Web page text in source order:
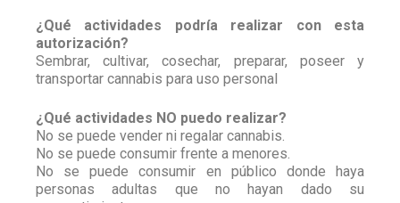
¿Qué actividades podría realizar con esta
autorización?
Sembrar, cultivar, cosechar, preparar, poseer y
transportar cannabis para uso personal
¿Qué actividades NO puedo realizar?
No se puede vender ni regalar cannabis.
No se puede consumir frente a menores.
No se puede consumir en público donde haya
personas adultas que no hayan dado su